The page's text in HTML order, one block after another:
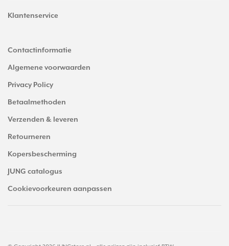
Klantenservice
Contactinformatie
Algemene voorwaarden
Privacy Policy
Betaalmethoden
Verzenden & leveren
Retourneren
Kopersbescherming
JUNG catalogus
Cookievoorkeuren aanpassen